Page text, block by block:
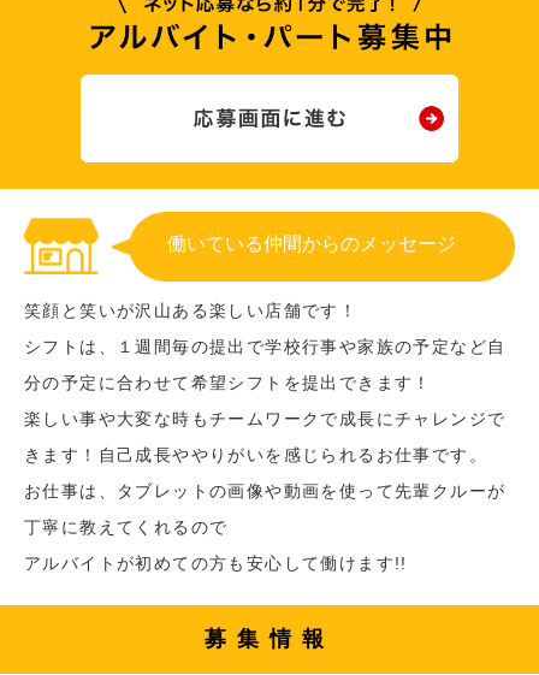
働いている仲間からのメッセージ
笑顔と笑いが沢山ある楽しい店舗です！
シフトは、１週間毎の提出で学校行事や家族の予定など自
分の予定に合わせて希望シフトを提出できます！
楽しい事や大変な時もチームワークで成長にチャレンジで
きます！自己成長ややりがいを感じられるお仕事です。
お仕事は、タブレットの画像や動画を使って先輩クルーが
丁寧に教えてくれるので
アルバイトが初めての方も安心して働けます!!
募集情報